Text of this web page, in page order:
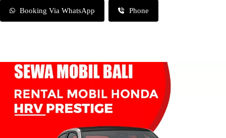
Booking Via WhatsApp Phone